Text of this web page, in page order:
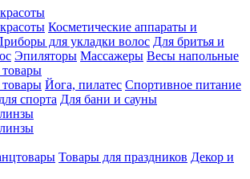
Косметические аппараты и
для укладки волос Для бритья и
Эпиляторы Массажеры Весы напольные
Йога, пилатес Спортивное питание
спорта Для бани и сауны
Товары для праздников Декор и